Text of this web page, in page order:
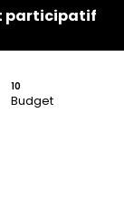
participatif
10
Budget